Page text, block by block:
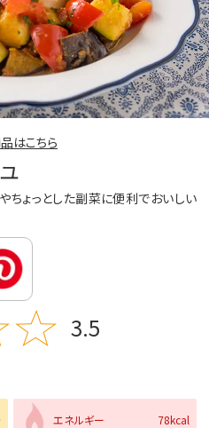
はこちら
ちょっとした副菜に便利でおいしい
3.5
エネルギー 78kcal